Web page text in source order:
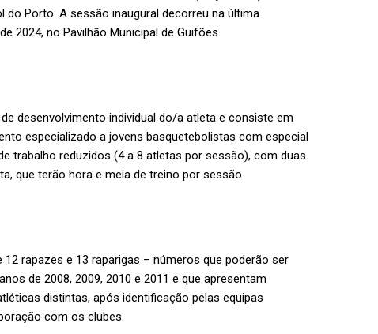
do Porto. A sessão inaugural decorreu na última
2024, no Pavilhão Municipal de Guifões.
desenvolvimento individual do/a atleta e consiste em
especializado a jovens basquetebolistas com especial
trabalho reduzidos (4 a 8 atletas por sessão), com duas
que terão hora e meia de treino por sessão.
rapazes e 13 raparigas – números que poderão ser
de 2008, 2009, 2010 e 2011 e que apresentam
distintas, após identificação pelas equipas
com os clubes.